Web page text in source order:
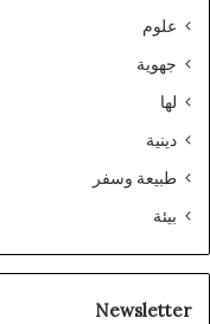
علوم
جهوية
لها
دينية
طبيعة وسفر
بيئة
Newsletter